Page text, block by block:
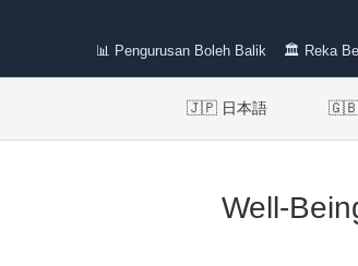
📊 Pengurusan Boleh Balik 🏛 Reka
🇯🇵 日本語 🇬🇧
Well-